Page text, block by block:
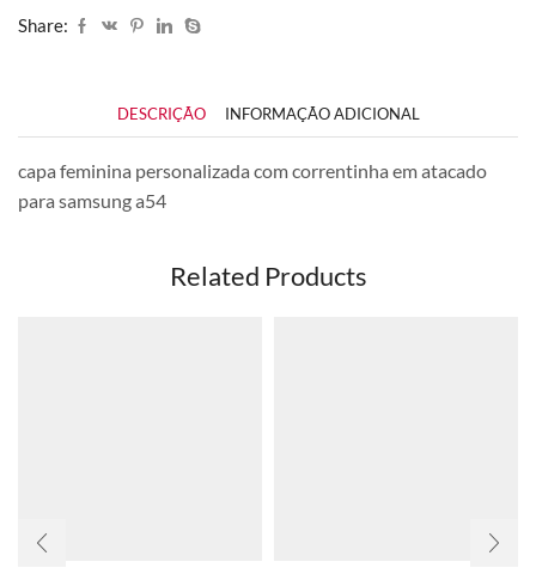
Share:
DESCRIÇÃO INFORMAÇÃO ADICIONAL
capa feminina personalizada com correntinha em atacado
para samsung a54
Related Products